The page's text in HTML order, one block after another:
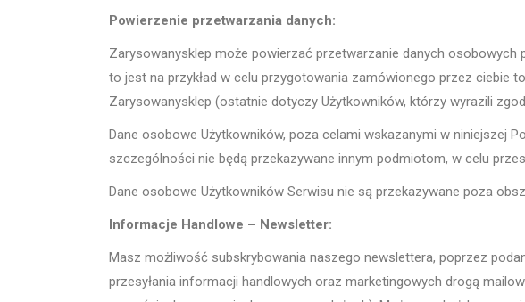
Powierzenie przetwarzania danych:
Zarysowanysklep może powierzać przetwarzanie danych
to jest na przykład w celu przygotowania zamówionego przez ciebie
Zarysowanysklep (ostatnie dotyczy Użytkowników, którzy wyrazili
Dane osobowe Użytkowników, poza celami wskazanymi w niniejszej
szczególności nie będą przekazywane innym podmiotom, w celu
Dane osobowe Użytkowników Serwisu nie są przekazywane poza
Informacje Handlowe – Newsletter:
Masz możliwość subskrybowania naszego newslettera, poprzez
przesyłania informacji handlowych oraz marketingowych drogą